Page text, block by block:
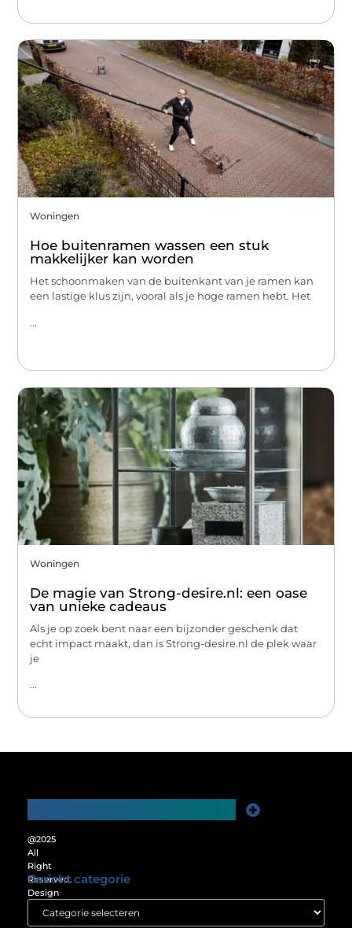
Woningen
Hoe buitenramen wassen een stuk
makkelijker kan worden
Het schoonmaken van de buitenkant van je ramen kan
een lastige klus zijn, vooral als je hoge ramen hebt. Het
...
Woningen
De magie van Strong-desire.nl: een oase
van unieke cadeaus
Als je op zoek bent naar een bijzonder geschenk dat
echt impact maakt, dan is Strong-desire.nl de plek waar
je
...
@2025
All
Right
Reserved.
Design
www.passion4web.nl.
Bericht categorie